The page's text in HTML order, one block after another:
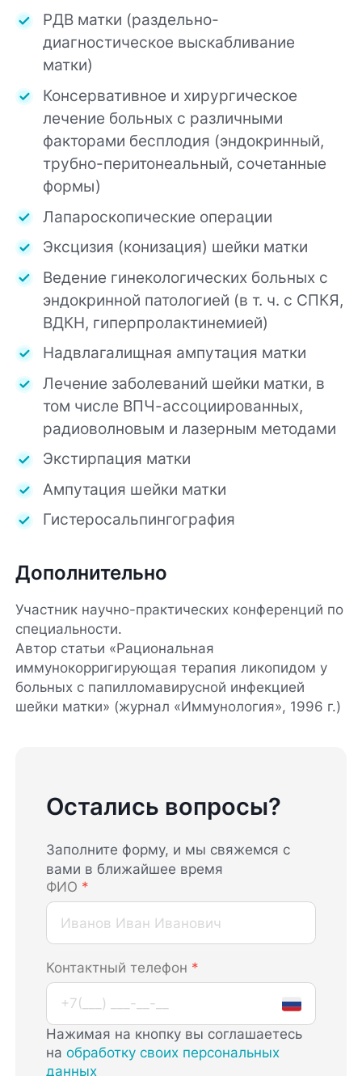
РДВ матки (раздельно-
диагностическое выскабливание
матки)
Консервативное и хирургическое
лечение больных с различными
факторами бесплодия (эндокринный,
трубно-перитонеальный, сочетанные
формы)
Лапароскопические операции
Эксцизия (конизация) шейки матки
Ведение гинекологических больных с
эндокринной патологией (в т. ч. с СПКЯ,
ВДКН, гиперпролактинемией)
Надвлагалищная ампутация матки
Лечение заболеваний шейки матки, в
том числе ВПЧ-ассоциированных,
радиоволновым и лазерным методами
Экстирпация матки
Ампутация шейки матки
Гистеросальпингография
Дополнительно
Участник научно-практических конференций по
специальности.
Автор статьи «Рациональная
иммунокорригирующая терапия ликопидом у
больных с папилломавирусной инфекцией
шейки матки» (журнал «Иммунология», 1996 г.)
Остались вопросы?
Заполните форму, и мы свяжемся с
вами в ближайшее время
ФИО *
Контактный телефон *
Нажимая на кнопку вы соглашаетесь
наобработку своих персональных
данных